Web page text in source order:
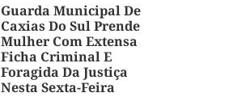
Guarda Municipal De
Caxias Do Sul Prende
Mulher Com Extensa
Ficha Criminal E
Foragida Da Justiça
Nesta Sexta-Feira